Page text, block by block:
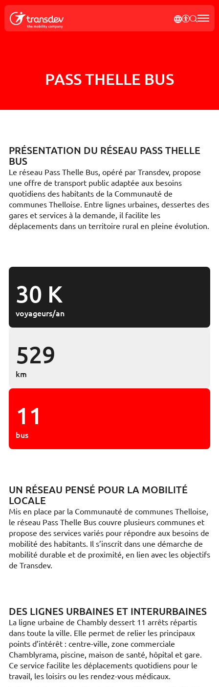
Panneau de gestion des cookies
NOTRE
PASS THELLE BUS
PRÉSENTATION DU RÉSEAU PASS THELLE
BUS
Le réseau Pass Thelle Bus, opéré par Transdev, propose
une offre de transport public adaptée aux besoins
quotidiens des habitants de la Communauté de
communes Thelloise. Entre lignes urbaines, dessertes des
gares et services à la demande, il facilite les
déplacements dans un territoire rural en pleine évolution.
30 K
voyageurs/an
529
km
11
bus
UN RÉSEAU PENSÉ POUR LA MOBILITÉ
LOCALE
Mis en place par la Communauté de communes Thelloise,
le réseau Pass Thelle Bus couvre plusieurs communes et
propose des services variés pour répondre aux besoins de
mobilité des habitants. Il s’inscrit dans une démarche de
mobilité durable et de proximité, en lien avec les objectifs
de Transdev.
DES LIGNES URBAINES ET INTERURBAINES
La ligne urbaine de Chambly dessert 11 arrêts répartis
dans toute la ville. Elle permet de relier les principaux
points d’intérêt : centre-ville, zone commerciale
Chamblyrama, piscine, maison de santé, hôpital et gare.
Ce service facilite les déplacements quotidiens pour le
travail, les loisirs ou les rendez-vous médicaux.